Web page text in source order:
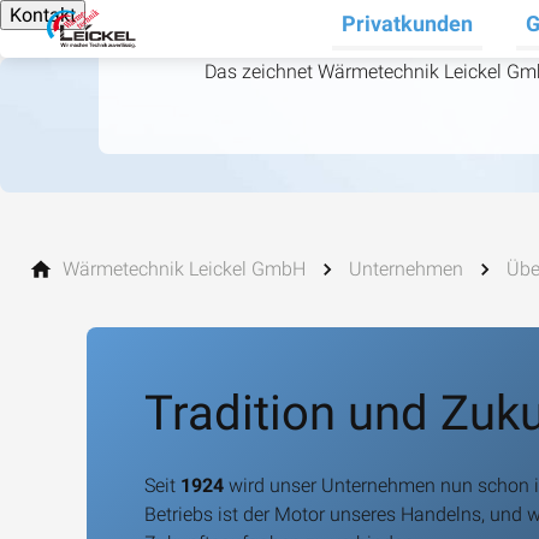
Kontakt Privatkunden
Das zeichnet Wärmetechnik Leickel
Wärmetechnik Leickel GmbH Unternehmen
Tradition und
Seit 1924 wird unser Unternehmen nun schon
Betriebs ist der Motor unseres Handelns, und